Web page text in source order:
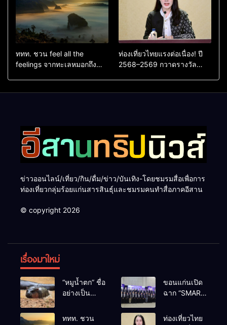
ททท. ชวน feel all the
feelings จากทะเลหมอกถึง
ท่องเที่ยวไทยแรงต่อเนื่อง! ปี
2568–2569 กวาดรางวัล
ข่าวออนไลน์/เที่ยว/กิน/ดื่ม/ข่าว/บันเทิง-โดยชมรมสื่อเพื่อการ
ท่องเที่ยวกลุ่มร้อยแก่นสารสินธุ์และชมรมคนทำสื่อภาคอีสาน
© copyright 2026
เรื่องมาใหม่
“หมูน้ำตก” ชื่อ
อย่างเป็น
ขอนแก่นเปิด
ฉาก “SMART
EXPO 2026”
ททท. ชวน
ท่องเที่ยวไทย